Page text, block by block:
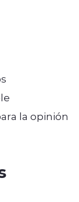
la opinión